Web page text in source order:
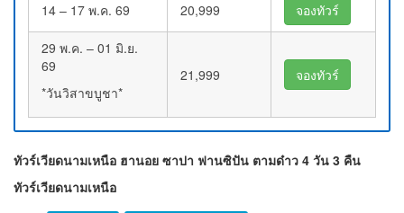
14 – 17 พ.ค. 69 20,999 จองทัวร์
29 พ.ค. – 01 มิ.ย.
69
*วันวิสาขบูชา*
21,999 จองทัวร์
ทัวร์เวียดนามเหนือ ฮานอย ซาปา ฟานซิปัน ตามด๋าว 4 วัน 3 คืน
ทัวร์เวียดนามเหนือ